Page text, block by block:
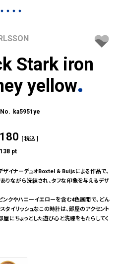
Stark iron
yellow
ka5951ye
税込
138 pt
イナーデュオBoxtel & Buijsによる作品で、
りながら洗練され、タフな印象を与えるデザ
ンクやハニーイエローを含む4色展開で、どん
タイリッシュなこの時計は、部屋のアクセント
にちょっとした遊び心と洗練をもたらしてく